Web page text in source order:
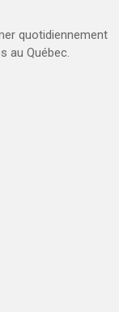
quotidiennement
au Québec.